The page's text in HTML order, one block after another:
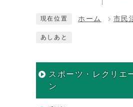
現在位置 ホーム 市民
あしあと
スポーツ・レクリエ
ン